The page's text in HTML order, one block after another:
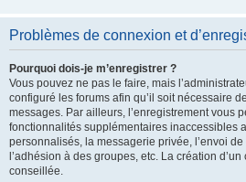
Problèmes de connexion et
Pourquoi dois-je m’enregistrer ?
Vous pouvez ne pas le faire, mais
configuré les forums afin qu’il soit nécessaire
messages. Par ailleurs, l’enregistrement vous
fonctionnalités supplémentaires inaccessibles
personnalisés, la messagerie privée, l’envoi
l’adhésion à des groupes, etc. La création
conseillée.